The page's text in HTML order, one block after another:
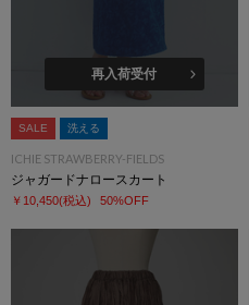
再入荷受付
SALE 洗える
ICHIE STRAWBERRY-FIELDS
ジャガードナロースカート
￥10,450(税込) 50%OFF